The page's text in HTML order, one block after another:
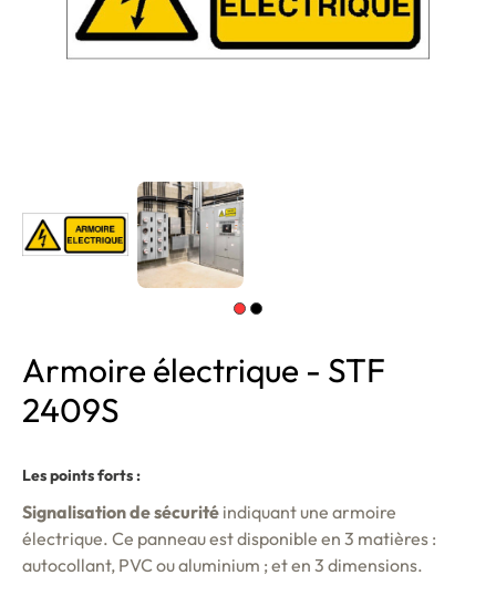
Armoire électrique - STF
2409S
Les points forts :
Signalisation de sécurité indiquant une armoire
électrique. Ce panneau est disponible en 3 matières :
autocollant, PVC ou aluminium ; et en 3 dimensions.